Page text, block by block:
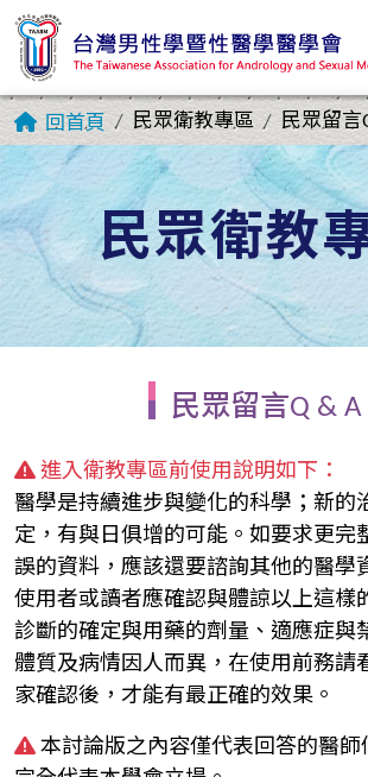
回首頁 民眾衛教專區 民眾留言
民眾衛教
民眾留言Q & A
進入衛教專區前使用說明如下：
醫學是持續進步與變化的科學；新的
定，有與日俱增的可能。如要求更完
誤的資料，應該還要諮詢其他的醫學
使用者或讀者應確認與體諒以上這樣
診斷的確定與用藥的劑量、適應症與
體質及病情因人而異，在使用前務請
家確認後，才能有最正確的效果。
本討論版之內容僅代表回答的醫師